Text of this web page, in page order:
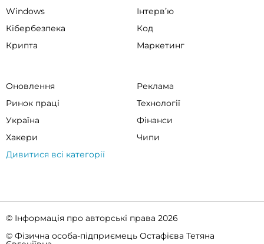
Windows
Інтервʼю
Кібербезпека
Код
Крипта
Маркетинг
Оновлення
Реклама
Ринок праці
Технології
Україна
Фінанси
Хакери
Чипи
Дивитися всі категорії
© Інформація про авторські права 2026
© Фізична особа-підприємець Остафієва Тетяна